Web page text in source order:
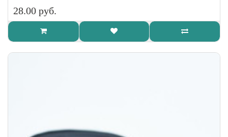
28.00 руб.